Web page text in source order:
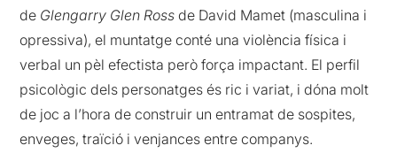
de Glengarry Glen Ross de David Mamet (masculina i
opressiva), el muntatge conté una violència física i
verbal un pèl efectista però força impactant. El perfil
psicològic dels personatges és ric i variat, i dóna molt
de joc a l’hora de construir un entramat de sospites,
enveges, traïció i venjances entre companys.